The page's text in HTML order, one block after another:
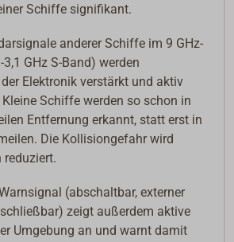
Schiffe signifikant.
anderer Schiffe im 9 GHz-
GHz S-Band) werden
Elektronik verstärkt und aktiv
Schiffe werden so schon in
Entfernung erkannt, statt erst in
Die Kollisiongefahr wird
(abschaltbar, externer
zeigt außerdem aktive
Umgebung an und warnt damit